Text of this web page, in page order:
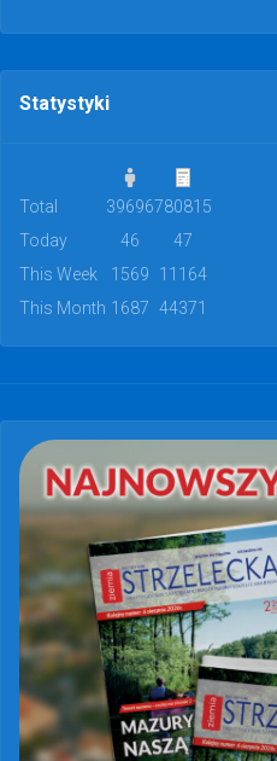
Statystyki
Total 39696780815
Today
46
47
This Week
1569
11164
This Month 1687 44371